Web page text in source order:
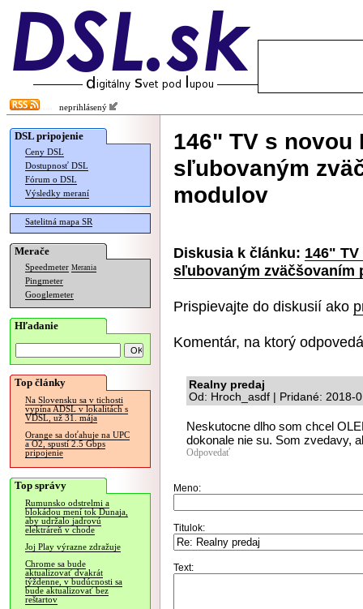
neprihlásený
DSL pripojenie
Ceny DSL
Dostupnosť DSL
Fórum o DSL
Výsledky meraní
Satelitná mapa SR
Merače
Speedmeter Merania
Pingmeter
Googlemeter
Hľadanie
Top články
Na Slovensku sa v tichosti
vypína ADSL v lokalitách s
VDSL, už 31. mája
Orange sa doťahuje na UPC
a O2, spustí 2.5 Gbps
pripojenie
Top správy
Rumunsko odstrelmi a
blokádou mení tok Dunaja,
aby udržalo jadrovú
elektráreň v chode
Joj Play výrazne zdražuje
Chrome sa bude
aktualizovať dvakrát
týždenne, v budúcnosti sa
bude aktualizovať bez
reštartov
146" TV s
sľubovaným
modulov
Diskusia k článku: 146"
sľubovaným zväčšovaním
Prispievajte do diskusií ako
Komentár, na ktorý
Realny predaj
Od: Hroch_asdf | Pridané: 2018-
Neskutocne dlho som chcel
dokonale nie su. Som zvedavy,
Odpovedať
Meno:
Titulok:
Text: